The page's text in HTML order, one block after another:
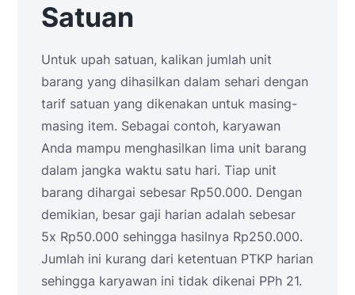
Satuan
Untuk upah satuan, kalikan jumlah unit
barang yang dihasilkan dalam sehari dengan
tarif satuan yang dikenakan untuk masing-
masing item. Sebagai contoh, karyawan
Anda mampu menghasilkan lima unit barang
dalam jangka waktu satu hari. Tiap unit
barang dihargai sebesar Rp50.000. Dengan
demikian, besar gaji harian adalah sebesar
5x Rp50.000 sehingga hasilnya Rp250.000.
Jumlah ini kurang dari ketentuan PTKP harian
sehingga karyawan ini tidak dikenai PPh 21.